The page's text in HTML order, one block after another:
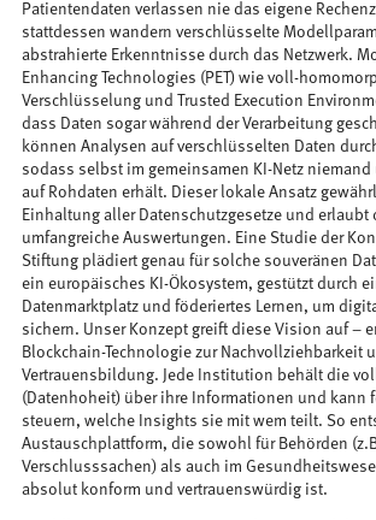
Patientendaten verlassen nie das eigene
stattdessen wandern verschlüsselte
abstrahierte Erkenntnisse durch das Netzwerk.
Enhancing Technologies (PET) wie voll-
Verschlüsselung und Trusted Execution
dass Daten sogar während der Verarbeitung
können Analysen auf verschlüsselten Daten
sodass selbst im gemeinsamen KI-Netz
auf Rohdaten erhält. Dieser lokale Ansatz
Einhaltung aller Datenschutzgesetze und erlaubt
umfangreiche Auswertungen. Eine Studie der
Stiftung plädiert genau für solche souveränen
ein europäisches KI-Ökosystem, gestützt durch
Datenmarktplatz und föderiertes Lernen, um
sichern​. Unser Konzept greift diese Vision auf –
Blockchain-Technologie zur Nachvollziehbarkeit
Vertrauensbildung. Jede Institution behält die
(Datenhoheit) über ihre Informationen und kann
steuern, welche Insights sie mit wem teilt. So
Austauschplattform, die sowohl für Behörden
Verschlusssachen) als auch im
absolut konform und vertrauenswürdig ist.